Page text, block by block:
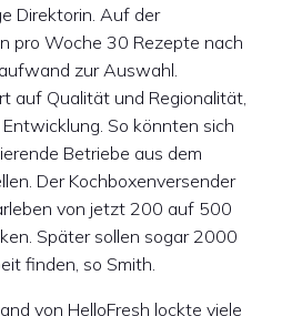
Direktorin. Auf der
pro Woche 30 Rezepte nach
zur Auswahl.
auf Qualität und Regionalität,
So könnten sich
Betriebe aus dem
Der Kochboxenversender
von jetzt 200 auf 500
Später sollen sogar 2000
finden, so Smith.
von HelloFresh lockte viele